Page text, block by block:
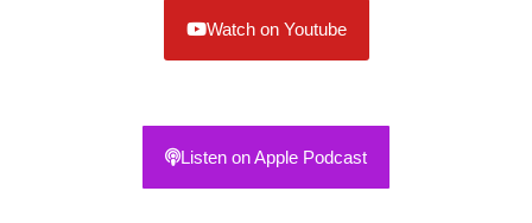
Watch on Youtube
Listen on Apple Podcast